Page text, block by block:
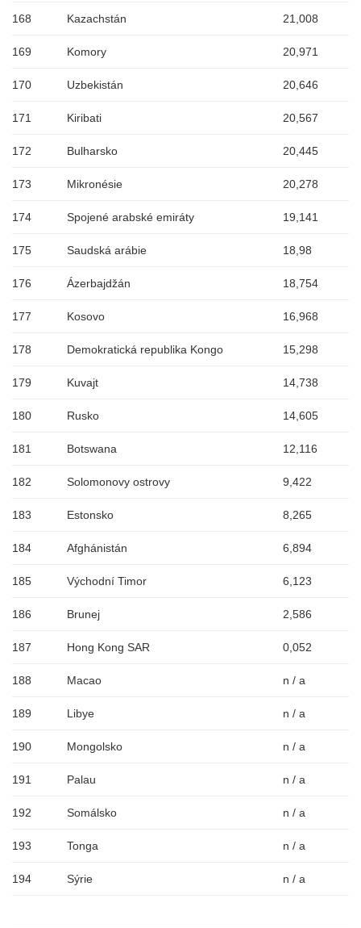
168 Kazachstán 21,008
169 Komory 20,971
170 Uzbekistán 20,646
171 Kiribati 20,567
172 Bulharsko 20,445
173 Mikronésie 20,278
174 Spojené arabské emiráty 19,141
175 Saudská arábie 18,98
176 Ázerbajdžán 18,754
177 Kosovo 16,968
178 Demokratická republika Kongo 15,298
179 Kuvajt 14,738
180 Rusko 14,605
181 Botswana 12,116
182 Solomonovy ostrovy 9,422
183 Estonsko 8,265
184 Afghánistán 6,894
185 Východní Timor 6,123
186 Brunej 2,586
187 Hong Kong SAR 0,052
188 Macao n / a
189 Libye n / a
190 Mongolsko n / a
191 Palau n / a
192 Somálsko n / a
193 Tonga n / a
194 Sýrie n / a